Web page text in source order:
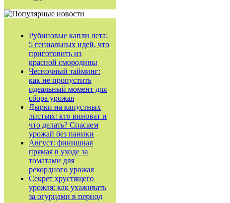
Рубиновые капли лета:
5 гениальных идей, что
приготовить из
красной смородины
Чесночный тайминг:
как не пропустить
идеальный момент для
сбора урожая
Дырки на капустных
листьях: кто виноват и
что делать? Спасаем
урожай без паники
Август: финишная
прямая в уходе за
томатами для
рекордного урожая
Секрет хрустящего
урожая: как ухаживать
за огурцами в период